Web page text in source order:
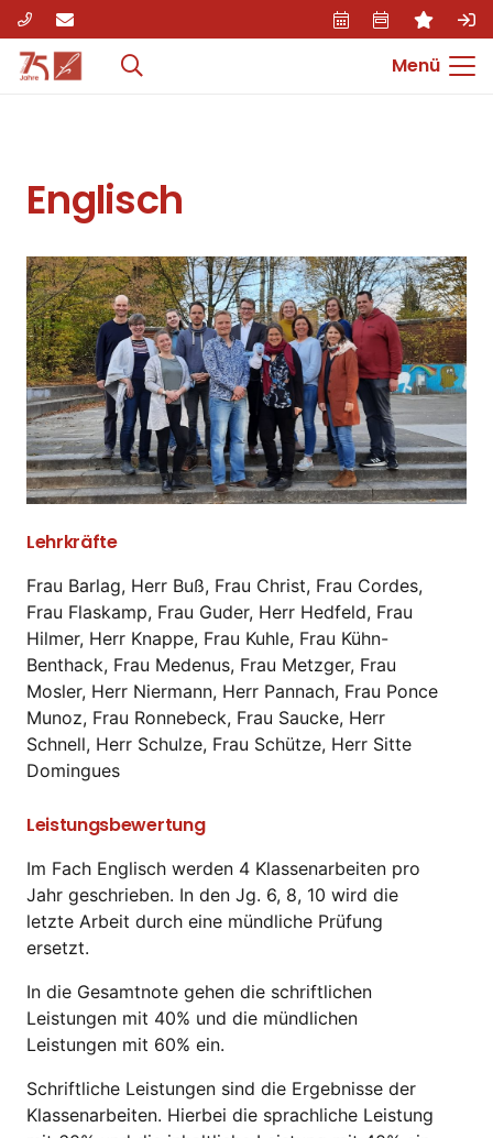
Menü
Englisch
Lehrkräfte
Frau Barlag, Herr Buß, Frau Christ, Frau Cordes,
Frau Flaskamp, Frau Guder, Herr Hedfeld, Frau
Hilmer, Herr Knappe, Frau Kuhle, Frau Kühn-
Benthack, Frau Medenus, Frau Metzger, Frau
Mosler, Herr Niermann, Herr Pannach, Frau Ponce
Munoz, Frau Ronnebeck, Frau Saucke, Herr
Schnell, Herr Schulze, Frau Schütze, Herr Sitte
Domingues
Leistungsbewertung
Im Fach Englisch werden 4 Klassenarbeiten pro
Jahr geschrieben. In den Jg. 6, 8, 10 wird die
letzte Arbeit durch eine mündliche Prüfung
ersetzt.
In die Gesamtnote gehen die schriftlichen
Leistungen mit 40% und die mündlichen
Leistungen mit 60% ein.
Schriftliche Leistungen sind die Ergebnisse der
Klassenarbeiten. Hierbei die sprachliche Leistung